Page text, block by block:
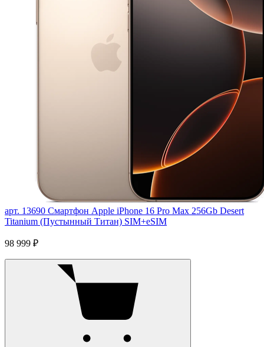
арт. 13690 Смартфон Apple iPhone 16 Pro Max 256Gb Desert
Titanium (Пустынный Титан) SIM+eSIM
98 999 ₽